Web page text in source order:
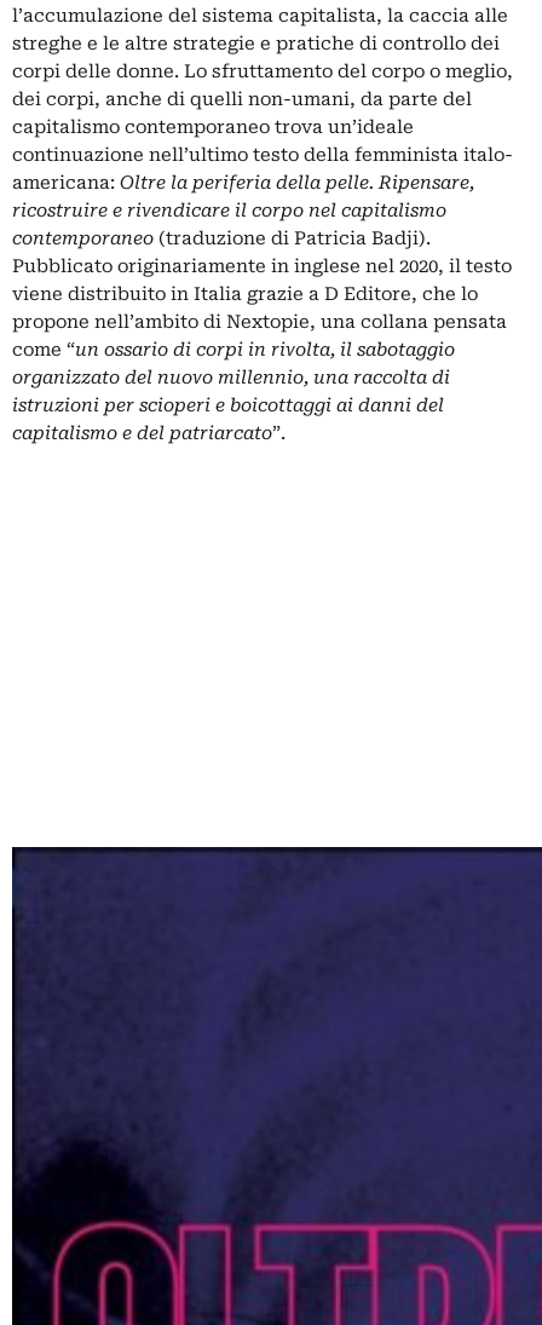
l’accumulazione del sistema capitalista, la caccia alle
streghe e le altre strategie e pratiche di controllo dei
corpi delle donne. Lo sfruttamento del corpo o meglio,
dei corpi, anche di quelli non-umani, da parte del
capitalismo contemporaneo trova un’ideale
continuazione nell’ultimo testo della femminista italo-
americana: Oltre la periferia della pelle. Ripensare,
ricostruire e rivendicare il corpo nel capitalismo
contemporaneo (traduzione di Patricia Badji).
Pubblicato originariamente in inglese nel 2020, il testo
viene distribuito in Italia grazie a D Editore, che lo
propone nell’ambito di Nextopie, una collana pensata
come “un ossario di corpi in rivolta, il sabotaggio
organizzato del nuovo millennio, una raccolta di
istruzioni per scioperi e boicottaggi ai danni del
capitalismo e del patriarcato”.